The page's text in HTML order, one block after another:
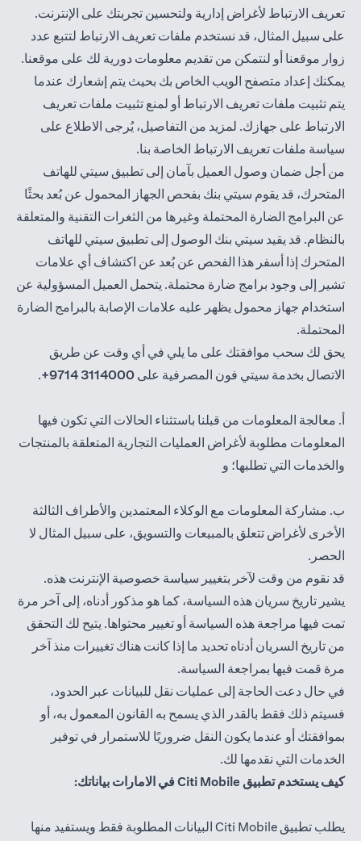
تعريف الارتباط لأغراض إدارية ولتحسين تجربتك على الإنترنت.
على سبيل المثال، قد نستخدم ملفات تعريف الارتباط لتتبع عدد
زوار موقعنا أو لنتمكن من تقديم معلومات دورية لك على موقعنا.
يمكنك إعداد متصفح الويب الخاص بك بحيث يتم إشعارك عندما
يتم تثبيت ملفات تعريف الارتباط أو لمنع تثبيت ملفات تعريف
الارتباط على جهازك. لمزيد من التفاصيل، يُرجى الاطلاع على
سياسة ملفات تعريف الارتباط الخاصة بنا.
من أجل ضمان وصول العميل بآمان إلى تطبيق سيتي للهاتف
المتحرك، قد يقوم سيتي بنك بفحص الجهاز المحمول عن بُعد بحثًا
عن البرامج الضارة المحتملة وغيرها من الثغرات التقنية والمتعلقة
بالنظام. قد يقيد سيتي بنك الوصول إلى تطبيق سيتي للهاتف
المتحرك إذا أسفر هذا الفحص عن بُعد عن اكتشاف أي علامات
تشير إلى وجود برامج ضارة محتملة. يتحمل العميل المسؤولية عن
استخدام جهاز محمول يظهر عليه علامات الإصابة بالبرامج الضارة
المحتملة.
يحق لك سحب موافقتك على ما يلي في أي وقت عن طريق
الاتصال بخدمة سيتي فون المصرفية على 3114000 9714+
.
أ. معالجة المعلومات من قبلنا باستثناء الحالات التي تكون فيها
المعلومات مطلوبة لأغراض العمليات التجارية المتعلقة بالمنتجات
والخدمات التي تطلبها؛ و
ب. مشاركة المعلومات مع الوكلاء المعتمدين والأطراف الثالثة
الأخرى لأغراض تتعلق بالمبيعات والتسويق، على سبيل المثال لا
الحصر.
قد نقوم من وقت لآخر بتغيير سياسة خصوصية الإنترنت هذه.
يشير تاريخ سريان هذه السياسة، كما هو مذكور أدناه، إلى آخر مرة
تمت فيها مراجعة هذه السياسة أو تغيير محتواها. يتيح لك التحقق
من تاريخ السريان أدناه تحديد ما إذا كانت هناك تغييرات منذ آخر
مرة قمت فيها بمراجعة السياسة.
في حال دعت الحاجة إلى عمليات نقل للبيانات عبر الحدود،
فسيتم ذلك فقط بالقدر الذي يسمح به القانون المعمول به، أو
بموافقتك أو عندما يكون النقل ضروريًا للاستمرار في توفير
الخدمات التي نقدمها لك.
كيف يستخدم تطبيق Citi Mobile في الامارات بياناتك:
يطلب تطبيق Citi Mobile البيانات المطلوبة فقط ويستفيد منها